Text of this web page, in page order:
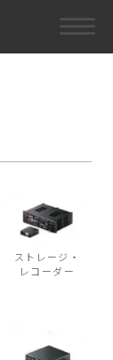
ストレージ・
レコーダー